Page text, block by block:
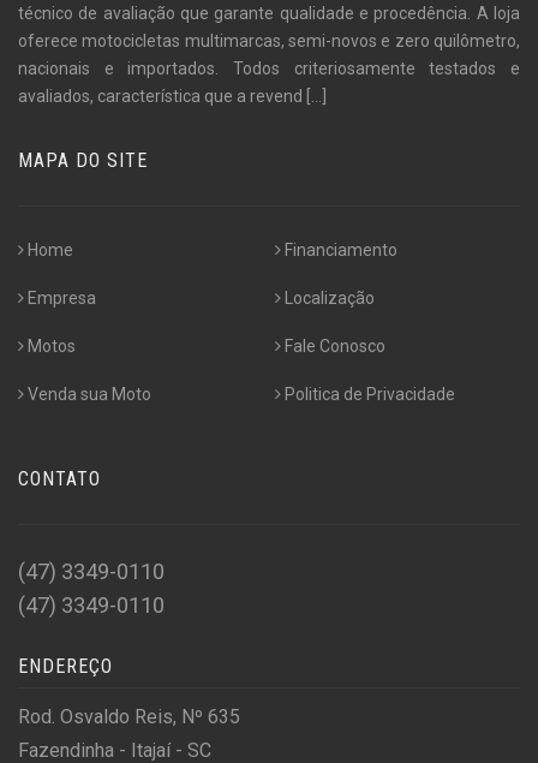
técnico de avaliação que garante qualidade e procedência. A loja
oferece motocicletas multimarcas, semi-novos e zero quilômetro,
nacionais e importados. Todos criteriosamente testados e
avaliados, característica que a revend
MAPA DO SITE
Home
Empresa
Motos
Venda sua Moto
Financiamento
Localização
Fale Conosco
Politica de Privacidade
CONTATO
(47) 3349-0110
(47) 3349-0110
ENDEREÇO
Rod. Osvaldo Reis, Nº 635
Fazendinha - Itajaí - SC